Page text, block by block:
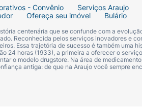
- Convênio Serviços Araujo
Ofereça seu imóvel Bulário
centenária que se confunde com a
Reconhecida pelos serviços inovadores e
Essa trajetória de sucesso é também uma
24 horas (1933), a primeira a oferecer o
o modelo drugstore. Na área de
antiga: de que na Araujo você sempre